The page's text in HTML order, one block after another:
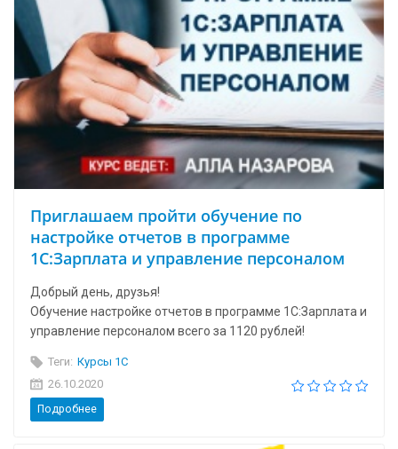
Приглашаем пройти обучение по
настройке отчетов в программе
1С:Зарплата и управление персоналом
Добрый день, друзья!
Обучение настройке отчетов в программе 1С:Зарплата и
управление персоналом всего за 1120 рублей!
Теги: Курсы 1С
26.10.2020
Подробнее